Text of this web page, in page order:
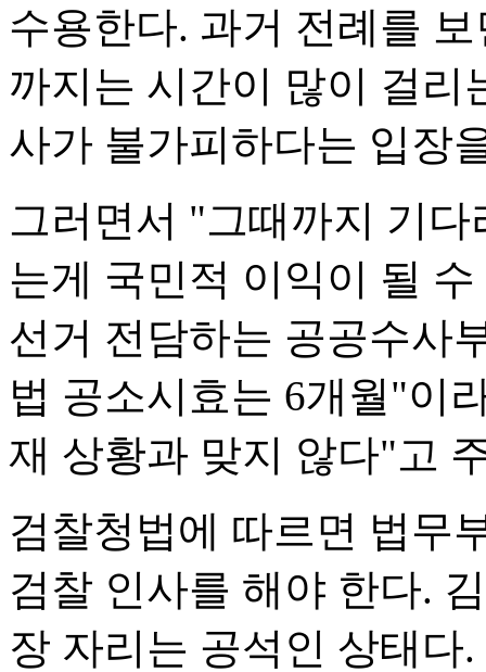
수용한다. 과거 전례를
까지는 시간이 많이 걸
사가 불가피하다는 입장
그러면서 "그때까지 기
는게 국민적 이익이 될
선거 전담하는 공공수사
법 공소시효는 6개월"이
재 상황과 맞지 않다"고
검찰청법에 따르면 법무
검찰 인사를 해야 한다.
장 자리는 공석인 상태다